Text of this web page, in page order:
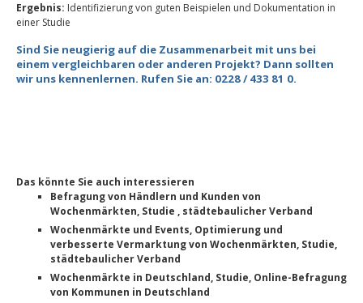
Ergebnis: Identifizierung von guten Beispielen und Dokumentation in
einer Studie
Sind Sie neugierig auf die Zusammenarbeit mit uns bei
einem vergleichbaren oder anderen Projekt? Dann sollten
wir uns kennenlernen. Rufen Sie an: 0228 / 433 81 0.
Das könnte Sie auch interessieren
Befragung von Händlern und Kunden von
Wochenmärkten, Studie , städtebaulicher Verband
Wochenmärkte und Events, Optimierung und
verbesserte Vermarktung von Wochenmärkten, Studie,
städtebaulicher Verband
Wochenmärkte in Deutschland, Studie, Online-Befragung
von Kommunen in Deutschland